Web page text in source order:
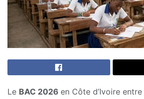
Le BAC 2026 en Côte d’Ivoire